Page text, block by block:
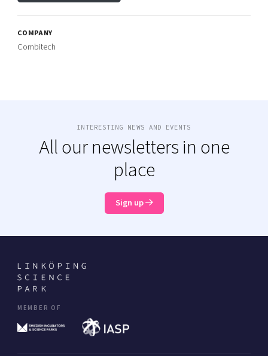
COMPANY
Combitech
INTERESTING NEWS AND EVENTS
All our newsletters in one
place
Sign up
MEMBER OF